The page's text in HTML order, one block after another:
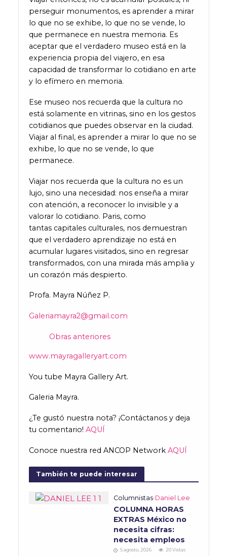
perseguir monumentos, es aprender a mirar
lo que no se exhibe, lo que no se vende, lo
que permanece en nuestra memoria. Es
aceptar que el verdadero museo está en la
experiencia propia del viajero, en esa
capacidad de transformar lo cotidiano en arte
y lo efímero en memoria.
Ese museo nos recuerda que la cultura no
está solamente en vitrinas, sino en los gestos
cotidianos que puedes observar en la ciudad.
Viajar al final, es aprender a mirar lo que no se
exhibe, lo que no se vende, lo que
permanece.
Viajar nos recuerda que la cultura no es un
lujo, sino una necesidad: nos enseña a mirar
con atención, a reconocer lo invisible y a
valorar lo cotidiano. Paris, como
tantas capitales culturales, nos demuestran
que el verdadero aprendizaje no está en
acumular lugares visitados, sino en regresar
transformados, con una mirada más amplia y
un corazón más despierto.
Profa. Mayra Núñez P.
Galeriamayra2@gmail.com
Obras anteriores
www.mayragalleryart.com
You tube Mayra Gallery Art.
Galeria Mayra.
¿Te gustó nuestra nota? ¡Contáctanos y deja
tu comentario! AQUÍ
Conoce nuestra red ANCOP Network AQUÍ
También te puede interesar
Columnistas•Daniel Lee
COLUMNA HORAS
EXTRAS México no
necesita cifras:
necesita empleos
5 agosto, 2026 20 Vistas